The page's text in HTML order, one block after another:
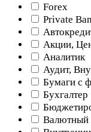
Forex
Private
Акции,
Аналитик
Аудит,
Бумаги с
Бухгалтер
Валютный